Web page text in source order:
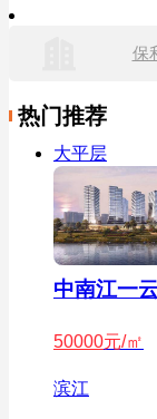
保
热门推荐
大平层
中南江一
50000元/㎡
滨江